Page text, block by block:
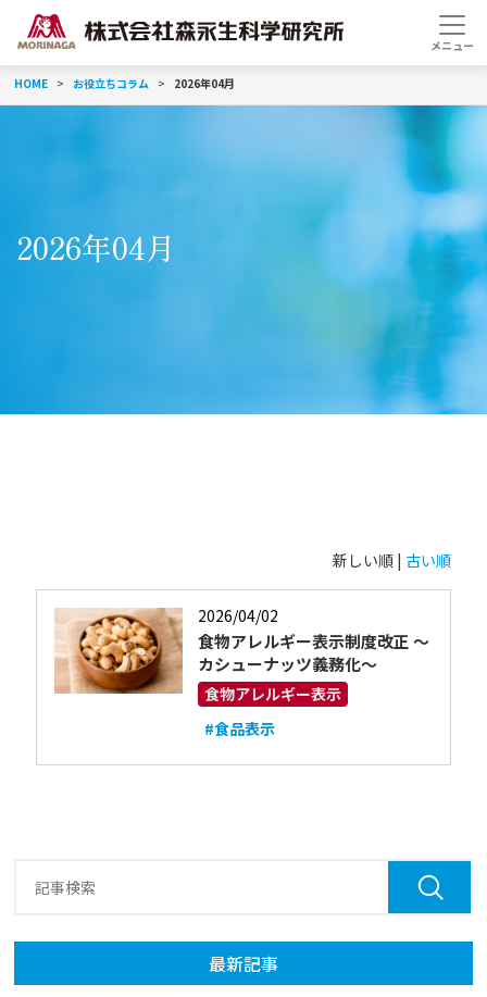
HOME お役立ちコラム 2026年04月
2026年04月
新しい順 | 古い順
2026/04/02
食物アレルギー表示制度改正 ～
カシューナッツ義務化～
食物アレルギー表示
#食品表示
最新記事